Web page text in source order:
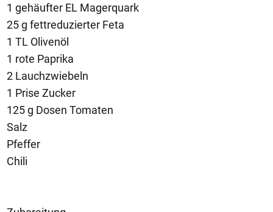
1 gehäufter EL Magerquark
25 g fettreduzierter Feta
1 TL Olivenöl
1 rote Paprika
2 Lauchzwiebeln
1 Prise Zucker
125 g Dosen Tomaten
Salz
Pfeffer
Chili